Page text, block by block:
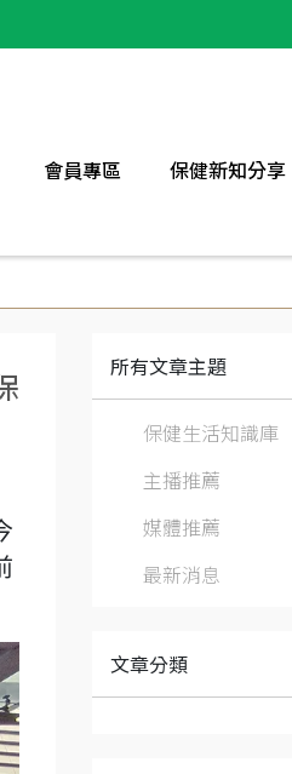
會員專區 保健新知分享
所有文章主題
保健生活知識庫
主播推薦
媒體推薦
最新消息
文章分類